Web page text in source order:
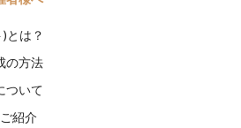
とは？
の方法
ついて
紹介